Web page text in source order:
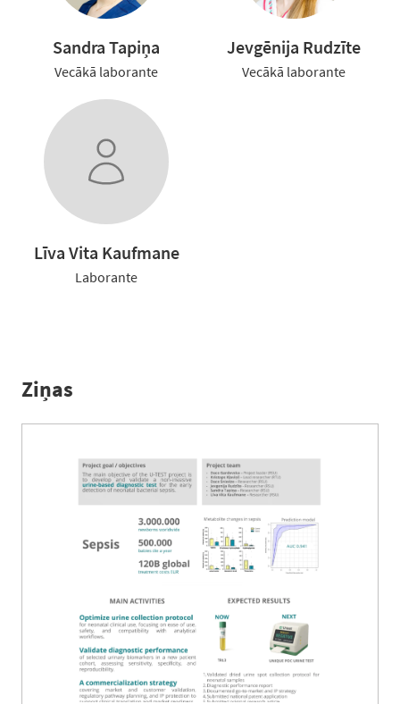
Sandra Tapiņa
Vecākā laborante
Jevgēnija Rudzīte
Vecākā laborante
Līva Vita Kaufmane
Laborante
Ziņas